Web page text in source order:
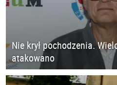
Nie krył pochodzenia.
atakowano